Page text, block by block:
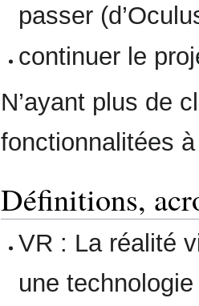
passer
continuer le
N’ayant plus de
fonctionnalitées
Définitions,
VR : La réalité
une